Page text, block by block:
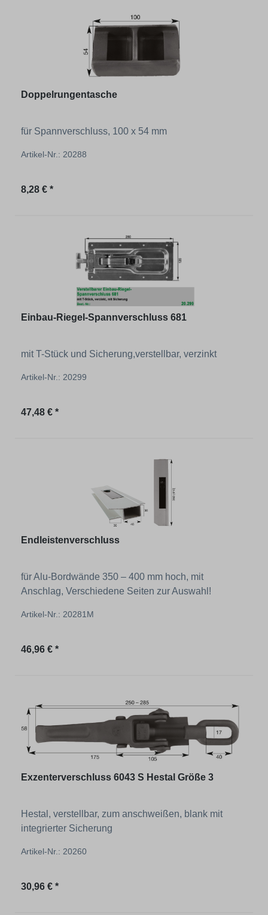
Doppelrungentasche
für Spannverschluss, 100 x 54 mm
Artikel-Nr.: 20288
Regulärer Preis:
8,28 € *
Einbau-Riegel-Spannverschluss 681
mit T-Stück und Sicherung,verstellbar, verzinkt
Artikel-Nr.: 20299
Regulärer Preis:
47,48 € *
Endleistenverschluss
für Alu-Bordwände 350 – 400 mm hoch, mit
Anschlag, Verschiedene Seiten zur Auswahl!
Artikel-Nr.: 20281M
Regulärer Preis:
46,96 € *
Exzenterverschluss 6043 S Hestal Größe 3
Hestal, verstellbar, zum anschweißen, blank mit
integrierter Sicherung
Artikel-Nr.: 20260
Regulärer Preis:
30,96 € *